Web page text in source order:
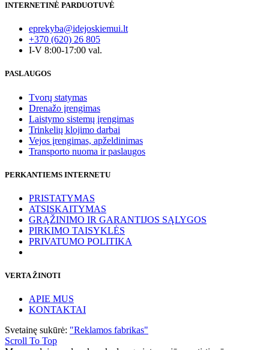
INTERNETINĖ PARDUOTUVĖ
eprekyba@idejoskiemui.lt
+370 (620) 26 805
I-V 8:00-17:00 val.
PASLAUGOS
Tvorų statymas
Drenažo įrengimas
Laistymo sistemų įrengimas
Trinkelių klojimo darbai
Vejos įrengimas, apželdinimas
Transporto nuoma ir paslaugos
PERKANTIEMS INTERNETU
PRISTATYMAS
ATSISKAITYMAS
GRĄŽINIMO IR GARANTIJOS SĄLYGOS
PIRKIMO TAISYKLĖS
PRIVATUMO POLITIKA
VERTA ŽINOTI
APIE MUS
KONTAKTAI
Svetainę sukūrė: "Reklamos fabrikas"
Scroll To Top